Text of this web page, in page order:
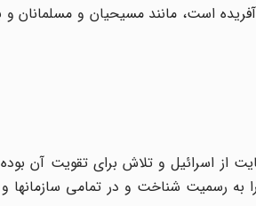
است، مانند مسیحیان و مسلمانان و
از اسرائیل و تلاش برای تقویت آن
به رسمیت شناخت و در تمامی سازمان‏ها و